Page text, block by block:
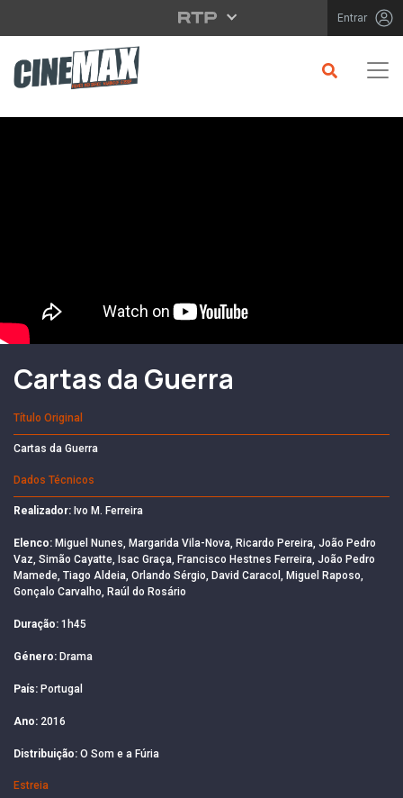
Saltar para o conteúdo principal Entrar
Filme em Cartaz
Cartas da Guerra
Título Original
Cartas da Guerra
Dados Técnicos
Realizador: Ivo M. Ferreira
Elenco: Miguel Nunes, Margarida Vila-Nova, Ricardo Pereira, João Pedro
Vaz, Simão Cayatte, Isac Graça, Francisco Hestnes Ferreira, João Pedro
Mamede, Tiago Aldeia, Orlando Sérgio, David Caracol, Miguel Raposo,
Gonçalo Carvalho, Raúl do Rosário
Duração: 1h45
Género: Drama
País: Portugal
Ano: 2016
Distribuição: O Som e a Fúria
Estreia